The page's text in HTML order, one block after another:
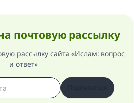
почтовую рассылку
рассылку сайта «Ислам: вопрос
и ответ»